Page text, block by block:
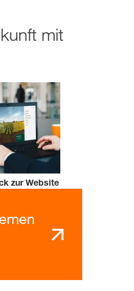
mit
zur Website